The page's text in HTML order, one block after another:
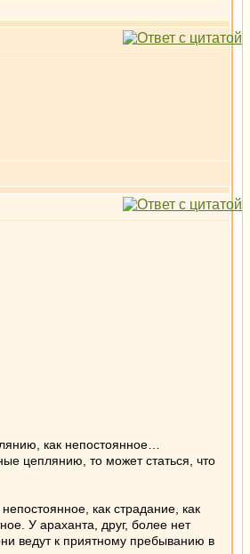
как непостоянное…
цеплянию, то может статься, что
как страдание, как
У араханта, друг, более нет
ведут к приятному пребыванию в